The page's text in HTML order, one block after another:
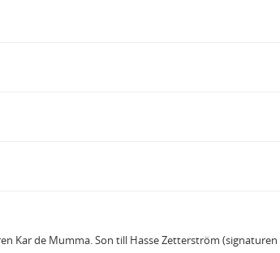
Kar de Mumma. Son till Hasse Zetterström (signaturen